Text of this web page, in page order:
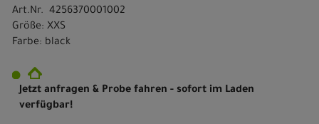
Art.Nr. 4256370001002
Größe: XXS
Farbe: black
Jetzt anfragen & Probe fahren - sofort im Laden
verfügbar!